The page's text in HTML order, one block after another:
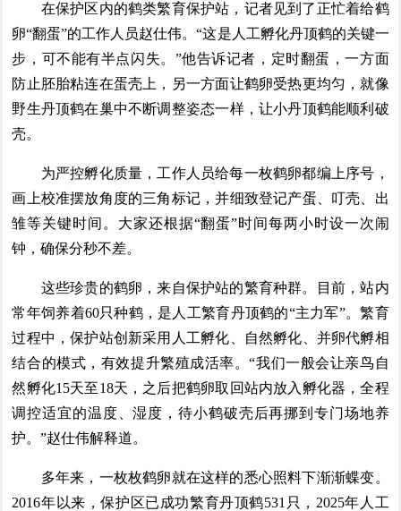
在保护区内的鹤类繁育保护站，记者见到了正忙着给鹤
卵“翻蛋”的工作人员赵仕伟。“这是人工孵化丹顶鹤的关键一
步，可不能有半点闪失。”他告诉记者，定时翻蛋，一方面
防止胚胎粘连在蛋壳上，另一方面让鹤卵受热更均匀，就像
野生丹顶鹤在巢中不断调整姿态一样，让小丹顶鹤能顺利破
壳。
为严控孵化质量，工作人员给每一枚鹤卵都编上序号，
画上校准摆放角度的三角标记，并细致登记产蛋、叮壳、出
雏等关键时间。大家还根据“翻蛋”时间每两小时设一次闹
钟，确保分秒不差。
这些珍贵的鹤卵，来自保护站的繁育种群。目前，站内
常年饲养着60只种鹤，是人工繁育丹顶鹤的“主力军”。繁育
过程中，保护站创新采用人工孵化、自然孵化、并卵代孵相
结合的模式，有效提升繁殖成活率。“我们一般会让亲鸟自
然孵化15天至18天，之后把鹤卵取回站内放入孵化器，全程
调控适宜的温度、湿度，待小鹤破壳后再挪到专门场地养
护。”赵仕伟解释道。
多年来，一枚枚鹤卵就在这样的悉心照料下渐渐蝶变。
2016年以来，保护区已成功繁育丹顶鹤531只，2025年人工